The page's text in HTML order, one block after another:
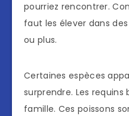
pourriez rencontrer.
faut les élever dans
ou plus.
Certaines espèces
surprendre. Les
famille. Ces poissons